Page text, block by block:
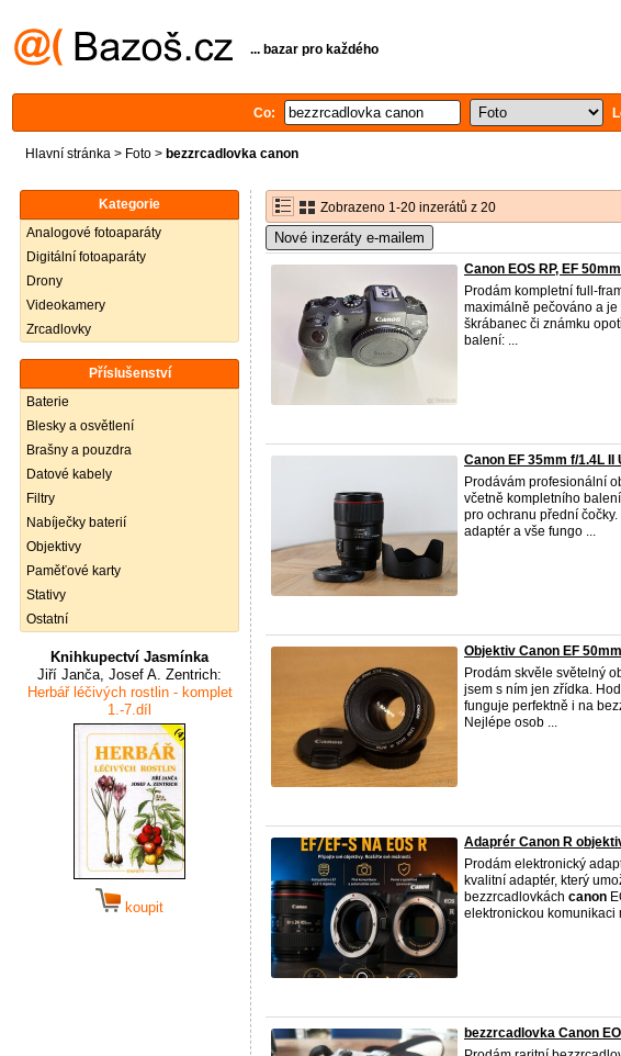
... bazar pro každého
Co:
Hlavní stránka > Foto > bezzrcadlovka canon
Kategorie
Analogové fotoaparáty
Digitální fotoaparáty
Drony
Videokamery
Zrcadlovky
Příslušenství
Baterie
Blesky a osvětlení
Brašny a pouzdra
Datové kabely
Filtry
Nabíječky baterií
Objektivy
Paměťové karty
Stativy
Ostatní
Knihkupectví Jasmínka
Jiří Janča, Josef A. Zentrich:
Herbář léčivých rostlin - komplet
1.-7.díl
koupit
Zobrazeno 1-20 inzerátů z 20
Nové inzeráty e-mailem
Canon EOS RP, EF
Prodám kompletní full-
maximálně pečováno a
škrábanec či známku
balení: ...
Canon EF 35mm f/1.4L II
Prodávám profesionální
včetně kompletního
pro ochranu přední
adaptér a vše fungo ...
Objektiv Canon EF
Prodám skvěle světelný
jsem s ním jen zřídka.
funguje perfektně i na
Nejlépe osob ...
Adaprér Canon R
Prodám elektronický
kvalitní adaptér, který
bezzrcadlovkách canon
elektronickou komunikaci
bezzrcadlovka Canon